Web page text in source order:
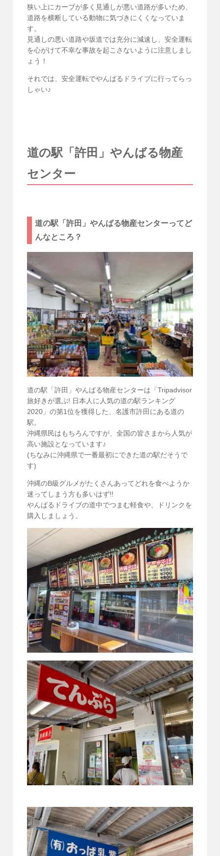
狭い上にカーブが多く見通しが悪い道路が多いため、
道路を横断している動物に気づきにくくなっていま
す。
見通しの悪い道路や坂道では充分に減速し、安全運転
を心がけて不幸な事故を起こさないように注意しまし
ょう！
それでは、安全運転でやんばるドライブに行ってらっ
しゃい♪
道の駅「許田」やんばる物産
センター
道の駅「許田」やんばる物産センターってど
んなところ？
道の駅「許田」やんばる物産センターは「Tripadvisor
旅好きが選ぶ! 日本人に人気の道の駅ランキング
2020」の第1位を獲得した、名護市許田にある道の
駅。
沖縄県民はもちろんですが、全国の皆さまから人気が
高い施設となっています♪
(ちなみに沖縄県で一番最初にできた道の駅だそうで
す)
沖縄のB級グルメがたくさんあってどれを食べようか
迷ってしまう方も多いはず!!
やんばるドライブの道中でつまむ軽食や、ドリンクを
購入しましょう。